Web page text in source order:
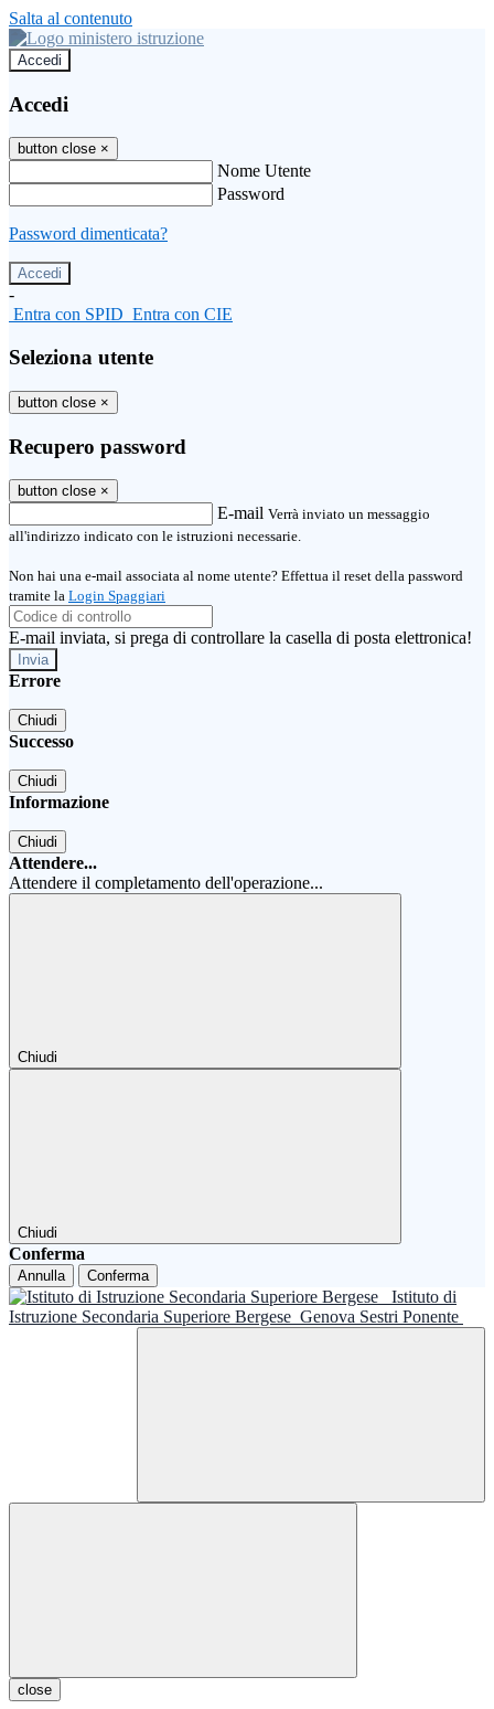
Salta al contenuto
Accedi
Accedi
button close ×
Nome Utente
Password
Password dimenticata?
-
Entra con SPID Entra con CIE
Seleziona utente
button close ×
Recupero password
button close ×
E-mail Verrà inviato un messaggio
all'indirizzo indicato con le istruzioni necessarie.
Non hai una e-mail associata al nome utente? Effettua il reset della password
tramite la Login Spaggiari
E-mail inviata, si prega di controllare la casella di posta elettronica!
Errore
Chiudi
Successo
Chiudi
Informazione
Chiudi
Attendere...
Attendere il completamento dell'operazione...
Chiudi
Chiudi
Conferma
Annulla Conferma
Istituto di
Istruzione Secondaria Superiore Bergese Genova Sestri Ponente
close